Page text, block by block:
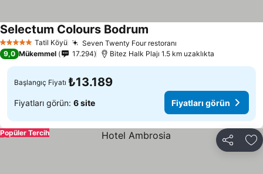
5 Yıldız Tatil Köyü Seven Twenty Four restoranı
Selectum Colours Bodrum
9,0 Mükemmel 17.294 Bitez Halk Plajı 1.5 km uzaklıkta
Başlangıç Fiyatı ₺13.189
Fiyatları görün: 6 site Fiyatları görün
Paylaş
Popüler Tercih